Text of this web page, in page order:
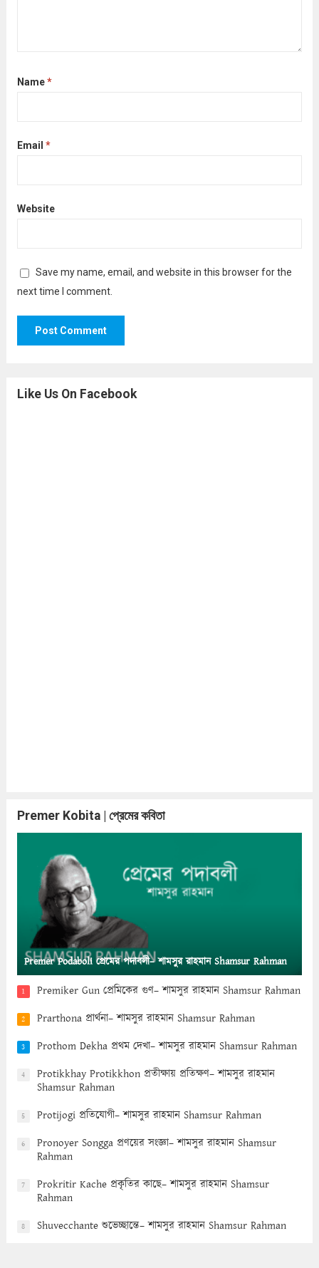
Name*
Email *
Website
Save my name, email, and website in this browser for the
next time I comment.
Like Us On Facebook
Premer Kobita | প্রেমের কবিতা
Premer Podaboli প্রেমের পদাবলী– শামসুর রাহমান Shamsur Rahman
1 Premiker Gun প্রেমিকের গুণ– শামসুর রাহমান Shamsur Rahman
2 Prarthona প্রার্থনা– শামসুর রাহমান Shamsur Rahman
3 Prothom Dekha প্রথম দেখা– শামসুর রাহমান Shamsur Rahman
4
Protikkhay Protikkhon প্রতীক্ষায় প্রতিক্ষণ– শামসুর রাহমান
Shamsur Rahman
5 Protijogi প্রতিযোগী– শামসুর রাহমান Shamsur Rahman
6
Pronoyer Songga প্রণয়ের সংজ্ঞা– শামসুর রাহমান Shamsur
Rahman
7
Prokritir Kache প্রকৃতির কাছে– শামসুর রাহমান Shamsur
Rahman
8 Shuvecchante শুভেচ্ছান্তে– শামসুর রাহমান Shamsur Rahman